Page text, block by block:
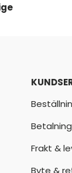
Betalning
Frakt &
Byte &